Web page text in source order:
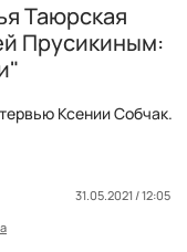
Таюрская
Прусикиным:
Ксении Собчак.
31.05.2021 / 12:05